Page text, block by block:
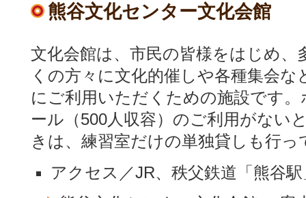
熊谷文化センター文化会館
文化会館は、市民の皆様をはじめ、
くの方々に文化的催しや各種集会な
にご利用いただくための施設です。
ール（500人収容）のご利用がない
きは、練習室だけの単独貸しも行
アクセス／JR、秩父鉄道「熊谷